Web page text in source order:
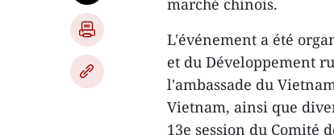
marché chinois.
L'événement a été
et du Développement
l'ambassade du
Vietnam, ainsi que
13e session du Comité